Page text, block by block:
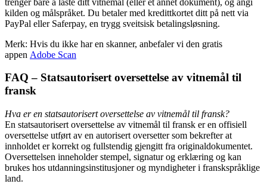
kilden og målspråket. Du betaler med kredittkortet ditt på nett via
PayPal eller Saferpay, en trygg sveitsisk betalingsløsning.
Merk: Hvis du ikke har en skanner, anbefaler vi den gratis
appen Adobe Scan
FAQ – Statsautorisert oversettelse av vitnemål til
fransk
Hva er en statsautorisert oversettelse av vitnemål til fransk?
En statsautorisert oversettelse av vitnemål til fransk er en offisiell
oversettelse utført av en autorisert oversetter som bekrefter at
innholdet er korrekt og fullstendig gjengitt fra originaldokumentet.
Oversettelsen inneholder stempel, signatur og erklæring og kan
brukes hos utdanningsinstitusjoner og myndigheter i franskspråklige
land.